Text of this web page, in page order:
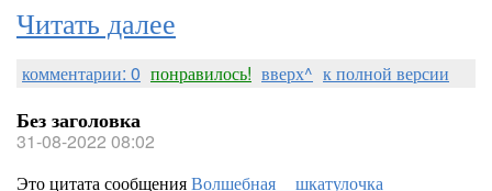
Читать далее
комментарии: 0 понравилось! вверх^ к полной версии
Без заголовка
31-08-2022 08:02
Это цитата сообщенияВолшебная__шкатулочка